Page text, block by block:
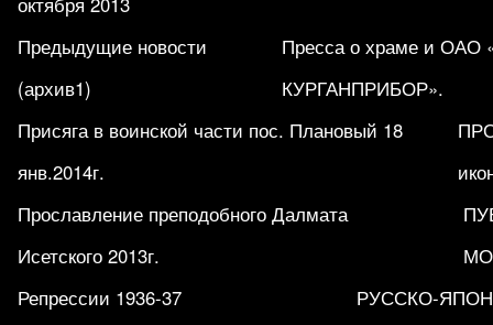
Предыдущие новости
(архив1)
Пресса о храме и ОАО
КУРГАНПРИБОР».
Присяга в воинской части пос. Плановый 18
янв.2014г.
Прославление преподобного Далмата
Исетского 2013г.
Репрессии 1936-37
РУССКО-